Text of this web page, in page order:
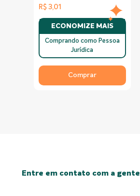
R$ 3,01
ECONOMIZE MAIS
Comprando como Pessoa
Jurídica
Comprar
Entre em contato com a gente